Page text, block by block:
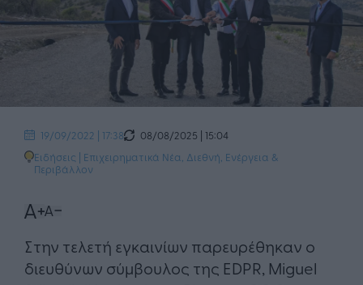
19/09/2022 | 17:38
08/08/2025 | 15:04
Ειδήσεις | Επιχειρηματικά Νέα Διεθνή Ενέργεια &
Περιβάλλον
Στην τελετή εγκαινίων παρευρέθηκαν ο
διευθύνων σύμβουλος της EDPR, Miguel